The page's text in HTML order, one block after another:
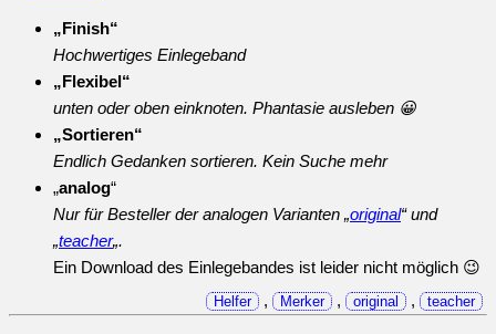
„Finish“
Hochwertiges Einlegeband
„Flexibel“
unten oder oben einknoten. Phantasie ausleben 😀
„Sortieren“
Endlich Gedanken sortieren. Kein Suche mehr
„analog“
Nur für Besteller der analogen Varianten „original“ und
„teacher„.
Ein Download des Einlegebandes ist leider nicht möglich 😉
Helfer , Merker , original , teacher